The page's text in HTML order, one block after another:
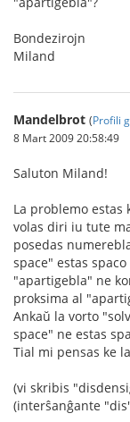
Bondezirojn
Miland
Mandelbrot (Profili
8 Mart 2009 20:58:49
Saluton Miland!
La problemo estas
volas diri iu tute
posedas
space" estas
"apartigebla" ne
proksima al
Ankaŭ la vorto
space" ne estas
Tial mi pensas ke
(vi skribis
(interŝanĝante